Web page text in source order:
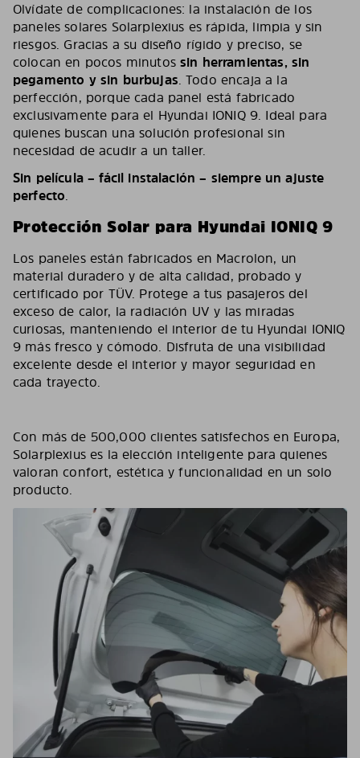
Olvídate de complicaciones: la instalación de los
paneles solares Solarplexius es rápida, limpia y sin
riesgos. Gracias a su diseño rígido y preciso, se
colocan en pocos minutossin herramientas, sin
pegamento y sin burbujas. Todo encaja a la
perfección, porque cada panel está fabricado
exclusivamente para el Hyundai IONIQ 9. Ideal para
quienes buscan una solución profesional sin
necesidad de acudir a un taller.
Sin película – fácil instalación – siempre un ajuste
perfecto.
Protección Solar para Hyundai IONIQ 9
Los paneles están fabricados en Macrolon, un
material duradero y de alta calidad, probado y
certificado por TÜV. Protege a tus pasajeros del
exceso de calor, la radiación UV y las miradas
curiosas, manteniendo el interior de tu Hyundai IONIQ
9 más fresco y cómodo. Disfruta de una visibilidad
excelente desde el interior y mayor seguridad en
cada trayecto.
Con más de 500,000 clientes satisfechos en Europa,
Solarplexius es la elección inteligente para quienes
valoran confort, estética y funcionalidad en un solo
producto.